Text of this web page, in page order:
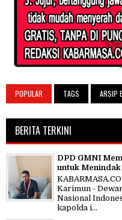
POPULAR TAGS ARSIP
BERITA TERKINI
DPD GMNI
untuk
Karimun -
Nasional
kapolda i...